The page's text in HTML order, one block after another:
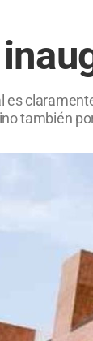
es
también